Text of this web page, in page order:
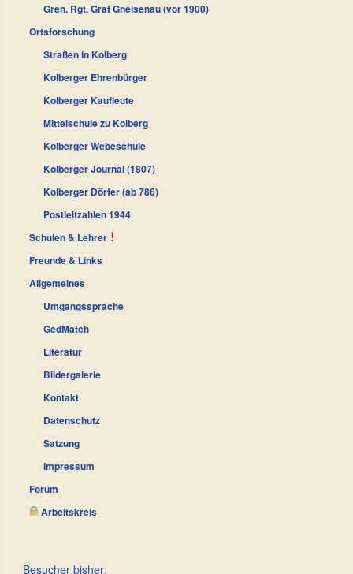
Gren. Rgt. Graf Gneisenau (vor 1900)
Ortsforschung
Straßen in Kolberg
Kolberger Ehrenbürger
Kolberger Kaufleute
Mittelschule zu Kolberg
Kolberger Webeschule
Kolberger Journal (1807)
Kolberger Dörfer (ab 786)
Postleitzahlen 1944
Schulen & Lehrer
Freunde & Links
Allgemeines
Umgangssprache
GedMatch
Literatur
Bildergalerie
Kontakt
Datenschutz
Satzung
Impressum
Forum
Arbeitskreis
Besucher bisher: